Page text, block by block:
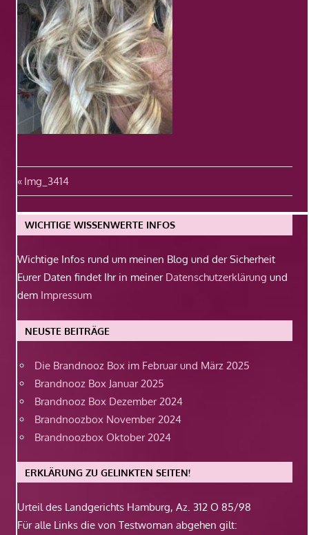
Beitragsnavigation
Vorheriger
Beitrag:
Img_3414
WICHTIGE WISSENWERTE INFOS
Wichtige Infos rund um meinen Blog und der Sicherheit
Eurer Daten findet Ihr in meiner Datenschutzerklärung und
dem Impressum
NEUSTE BEITRÄGE
Die Brandnooz Box im Februar und März 2025
Brandnooz Box Januar 2025
Brandnooz Box Dezember 2024
Brandnoozbox November 2024
Brandnoozbox Oktober 2024
ERKLÄRUNG ZU GELINKTEN SEITEN!
Urteil des Landgerichts Hamburg, Az. 312 O 85/98
Für alle Links die von Testwoman abgehen gilt: